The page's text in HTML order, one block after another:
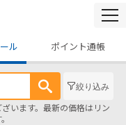
ル ポイント通帳
絞り込み
います。最新の価格はリン